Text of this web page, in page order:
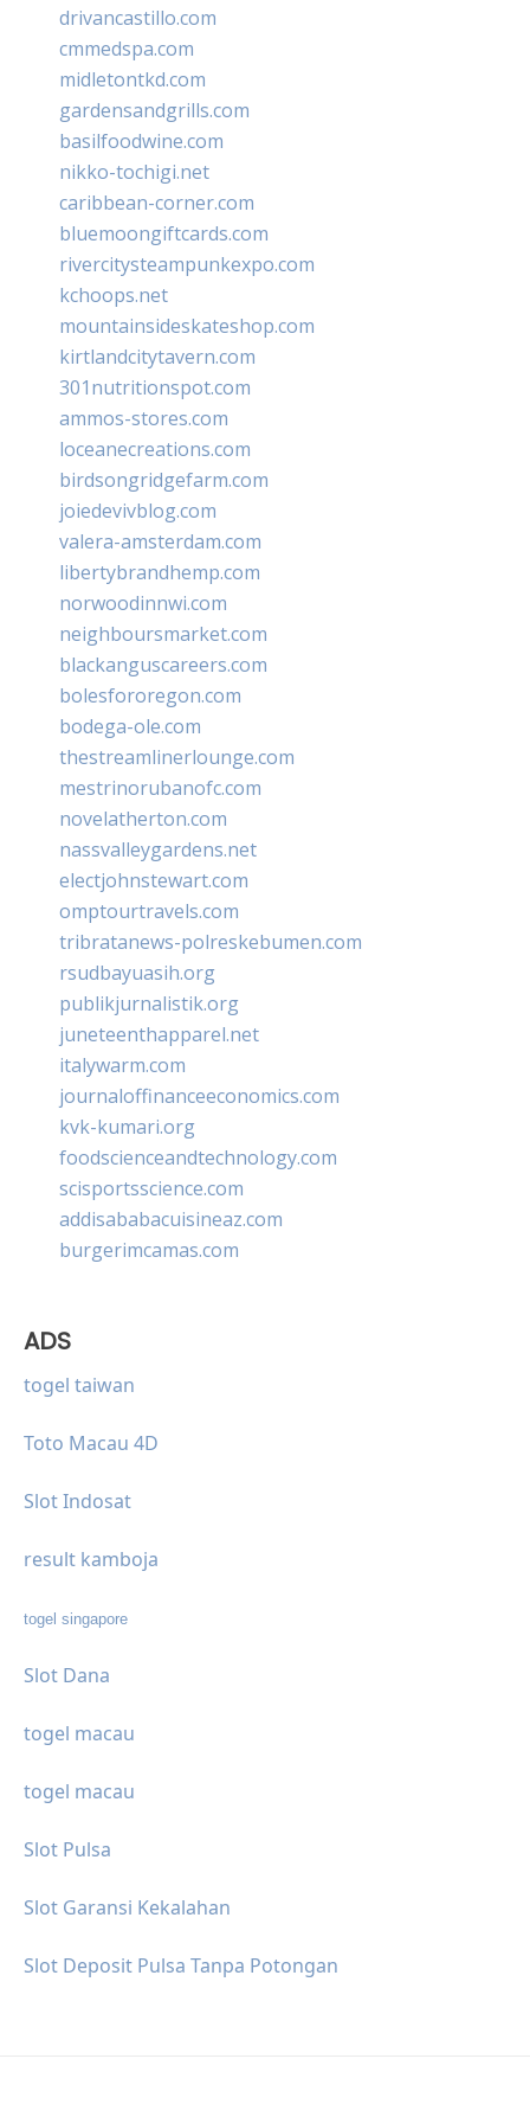
drivancastillo.com
cmmedspa.com
midletontkd.com
gardensandgrills.com
basilfoodwine.com
nikko-tochigi.net
caribbean-corner.com
bluemoongiftcards.com
rivercitysteampunkexpo.com
kchoops.net
mountainsideskateshop.com
kirtlandcitytavern.com
301nutritionspot.com
ammos-stores.com
loceanecreations.com
birdsongridgefarm.com
joiedevivblog.com
valera-amsterdam.com
libertybrandhemp.com
norwoodinnwi.com
neighboursmarket.com
blackanguscareers.com
bolesfororegon.com
bodega-ole.com
thestreamlinerlounge.com
mestrinorubanofc.com
novelatherton.com
nassvalleygardens.net
electjohnstewart.com
omptourtravels.com
tribratanews-polreskebumen.com
rsudbayuasih.org
publikjurnalistik.org
juneteenthapparel.net
italywarm.com
journaloffinanceeconomics.com
kvk-kumari.org
foodscienceandtechnology.com
scisportsscience.com
addisababacuisineaz.com
burgerimcamas.com
ADS
togel taiwan
Toto Macau 4D
Slot Indosat
result kamboja
togel singapore
Slot Dana
togel macau
togel macau
Slot Pulsa
Slot Garansi Kekalahan
Slot Deposit Pulsa Tanpa Potongan